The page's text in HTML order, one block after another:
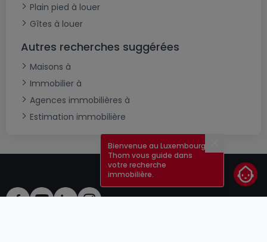
Plain pied à louer
Gîtes à louer
Autres recherches suggérées
Maisons à
Immobilier à
Agences immobilières à
Estimation immobilière
Bienvenue au Luxembourg !
Thom vous guide dans
votre recherche
immobilière.